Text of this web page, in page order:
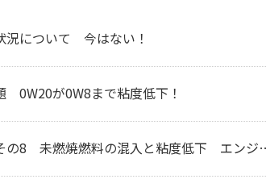
況について 今はない！
0W20が0W8まで粘度低下！
燃焼燃料の混入と粘度低下 エンジン摩耗の原因